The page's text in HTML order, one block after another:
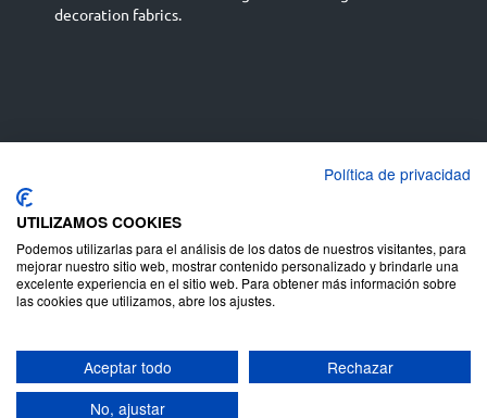
decoration fabrics.
English (UK)
Deutsch
Copyright © Terms of use
-Privacy policy -Legal warning
Política de privacidad
UTILIZAMOS COOKIES
Podemos utilizarlas para el análisis de los datos de nuestros visitantes, para
mejorar nuestro sitio web, mostrar contenido personalizado y brindarle una
excelente experiencia en el sitio web. Para obtener más información sobre
las cookies que utilizamos, abre los ajustes.
Aceptar todo
Rechazar
No, ajustar